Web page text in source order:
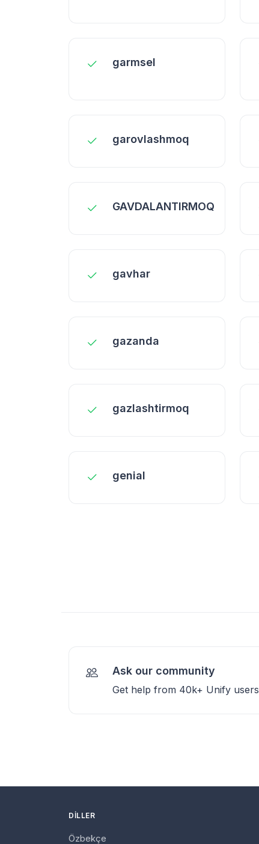
garmsel
garovlashmoq
GAVDALANTIRMOQ
gavhar
gazanda
gazlashtirmoq
genial
Ask our community
Get help from 40k+ Unify users
DILLER
Özbekçe